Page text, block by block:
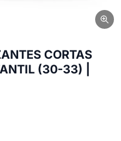
CORTAS
(30-33) |